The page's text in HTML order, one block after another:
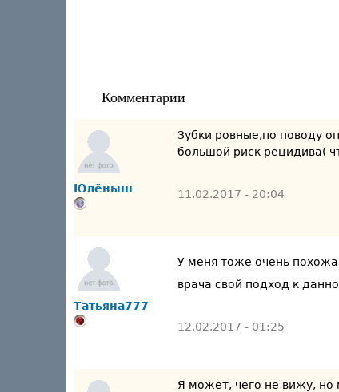
Комментарии
Юлёныш
Зубки ровные,по поводу
большой риск рецидива(
11.02.2017 - 20:04
Татьяна777
У меня тоже очень
врача свой подход к
12.02.2017 - 01:25
Я может, чего не вижу, но